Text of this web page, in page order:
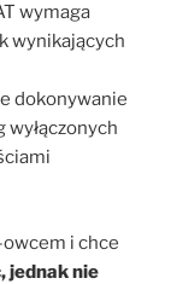
wymaga
wynikających
dokonywanie
wyłączonych
i chce
jednak nie